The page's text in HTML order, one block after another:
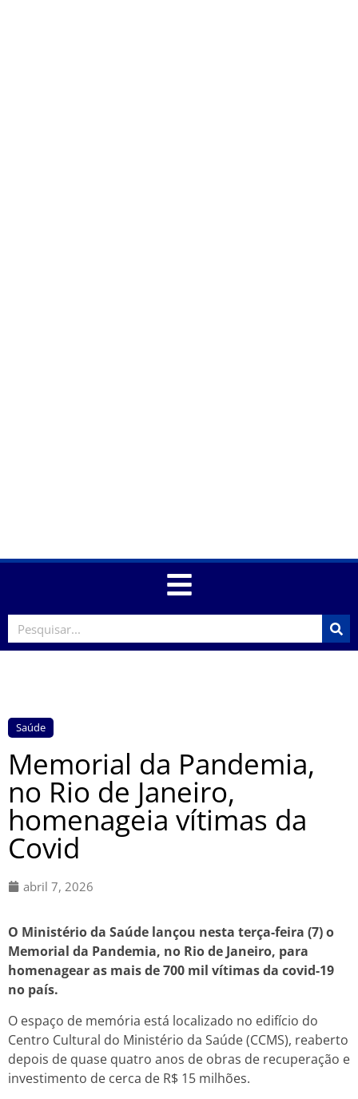
Saúde
Memorial da Pandemia,
no Rio de Janeiro,
homenageia vítimas da
Covid
abril 7, 2026
O Ministério da Saúde lançou nesta terça-feira (7) o
Memorial da Pandemia, no Rio de Janeiro, para
homenagear as mais de 700 mil vítimas da covid-19
no país.
O espaço de memória está localizado no edifício do
Centro Cultural do Ministério da Saúde (CCMS), reaberto
depois de quase quatro anos de obras de recuperação e
investimento de cerca de R$ 15 milhões.